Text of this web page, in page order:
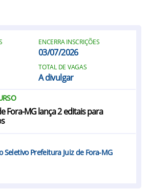
ENCERRA INSCRIÇÕES
03/07/2026
TOTAL DE VAGAS
A divulgar
Fora-MG lança 2 editais para
Seletivo Prefeitura Juiz de Fora-MG